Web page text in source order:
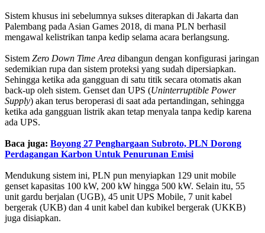
Sistem khusus ini sebelumnya sukses diterapkan di Jakarta dan
Palembang pada Asian Games 2018, di mana PLN berhasil
mengawal kelistrikan tanpa kedip selama acara berlangsung.
Sistem Zero Down Time Area dibangun dengan konfigurasi jaringan
sedemikian rupa dan sistem proteksi yang sudah dipersiapkan.
Sehingga ketika ada gangguan di satu titik secara otomatis akan
back-up oleh sistem. Genset dan UPS (Uninterruptible Power
Supply) akan terus beroperasi di saat ada pertandingan, sehingga
ketika ada gangguan listrik akan tetap menyala tanpa kedip karena
ada UPS.
Baca juga: Boyong 27 Penghargaan Subroto, PLN Dorong
Perdagangan Karbon Untuk Penurunan Emisi
Mendukung sistem ini, PLN pun menyiapkan 129 unit mobile
genset kapasitas 100 kW, 200 kW hingga 500 kW. Selain itu, 55
unit gardu berjalan (UGB), 45 unit UPS Mobile, 7 unit kabel
bergerak (UKB) dan 4 unit kabel dan kubikel bergerak (UKKB)
juga disiapkan.